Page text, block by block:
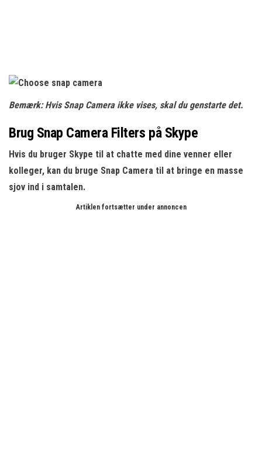
Bemærk:Hvis Snap Camera ikke vises, skal du genstarte det.
Brug Snap Camera Filters på Skype
Hvis du bruger Skype til at chatte med dine venner eller
kolleger, kan du bruge Snap Camera til at bringe en masse
sjov ind i samtalen.
Artiklen fortsætter under annoncen